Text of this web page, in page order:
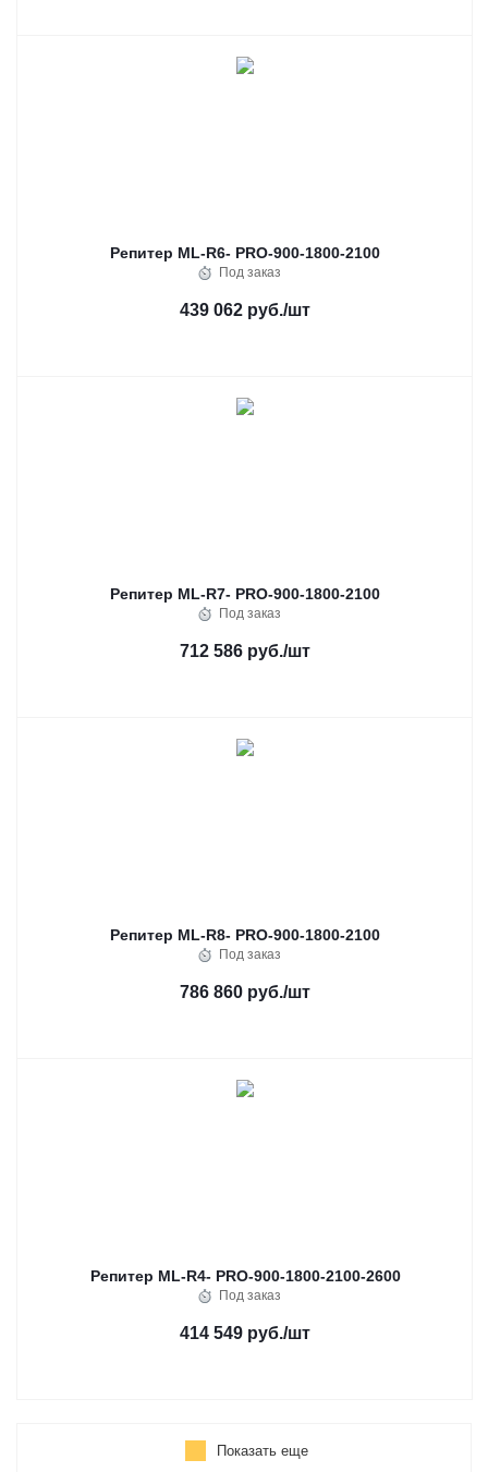
Репитер ML-R6- PRO-900-1800-2100
Под заказ
439 062 руб./шт
Репитер ML-R7- PRO-900-1800-2100
Под заказ
712 586 руб./шт
Репитер ML-R8- PRO-900-1800-2100
Под заказ
786 860 руб./шт
Репитер ML-R4- PRO-900-1800-2100-2600
Под заказ
414 549 руб./шт
Показать еще